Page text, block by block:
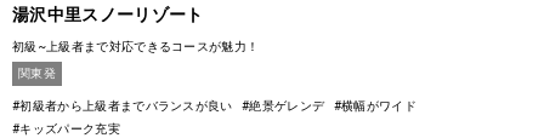
湯沢中里スノーリゾート
初級~上級者まで対応できるコースが魅力！
関東発
#初級者から上級者までバランスが良い #絶景ゲレンデ
#横幅がワイド
#キッズパーク充実